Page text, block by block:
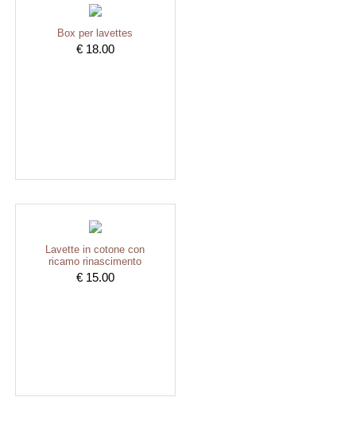
Box per lavettes
€ 18.00
Lavette in cotone con
ricamo rinascimento
€ 15.00